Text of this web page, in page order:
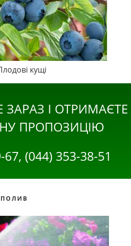
кущі
І ОТРИМАЄТЕ
ПРОПОЗИЦІЮ
(044) 353-38-51